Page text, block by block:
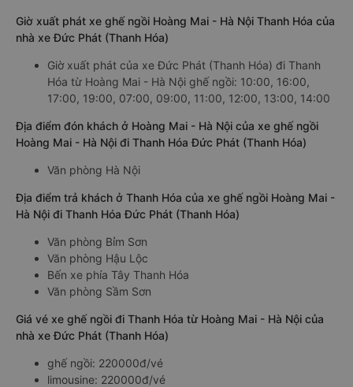
Giờ xuất phát xe ghế ngồi Hoàng Mai - Hà Nội Thanh Hóa của
nhà xe Đức Phát (Thanh Hóa)
Giờ xuất phát của xe Đức Phát (Thanh Hóa) đi Thanh
Hóa từ Hoàng Mai - Hà Nội ghế ngồi: 10:00, 16:00,
17:00, 19:00, 07:00, 09:00, 11:00, 12:00, 13:00, 14:00
Địa điểm đón khách ở Hoàng Mai - Hà Nội của xe ghế ngồi
Hoàng Mai - Hà Nội đi Thanh Hóa Đức Phát (Thanh Hóa)
Văn phòng Hà Nội
Địa điểm trả khách ở Thanh Hóa của xe ghế ngồi Hoàng Mai -
Hà Nội đi Thanh Hóa Đức Phát (Thanh Hóa)
Văn phòng Bỉm Sơn
Văn phòng Hậu Lộc
Bến xe phía Tây Thanh Hóa
Văn phòng Sầm Sơn
Giá vé xe ghế ngồi đi Thanh Hóa từ Hoàng Mai - Hà Nội của
nhà xe Đức Phát (Thanh Hóa)
ghế ngồi: 220000đ/vé
limousine: 220000đ/vé